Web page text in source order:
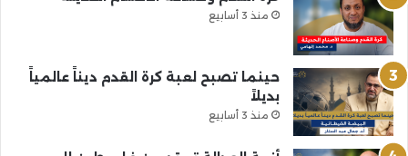
منذ 3 أسابيع
حينما تصبح لعبة كرة القدم ديناً عالمياً
بديلاً
منذ 3 أسابيع